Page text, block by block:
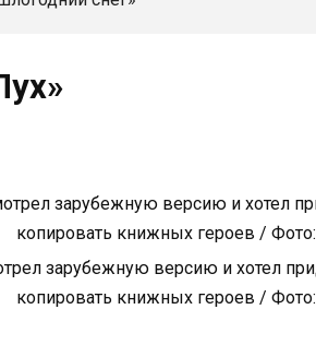
зарубежную версию и хотел
копировать книжных героев / Фото: